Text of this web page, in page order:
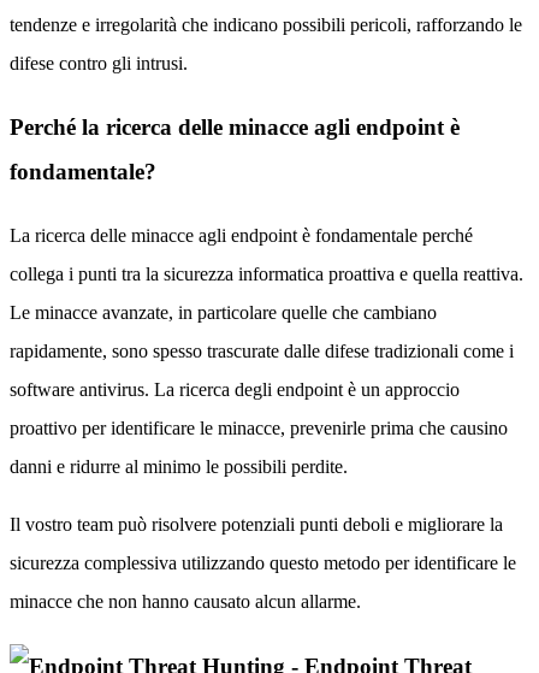
tendenze e irregolarità che indicano possibili pericoli, rafforzando le
difese contro gli intrusi.
Perché la ricerca delle minacce agli endpoint è
fondamentale?
La ricerca delle minacce agli endpoint è fondamentale perché
collega i punti tra la sicurezza informatica proattiva e quella reattiva.
Le minacce avanzate, in particolare quelle che cambiano
rapidamente, sono spesso trascurate dalle difese tradizionali come i
software antivirus. La ricerca degli endpoint è un approccio
proattivo per identificare le minacce, prevenirle prima che causino
danni e ridurre al minimo le possibili perdite.
Il vostro team può risolvere potenziali punti deboli e migliorare la
sicurezza complessiva utilizzando questo metodo per identificare le
minacce che non hanno causato alcun allarme.